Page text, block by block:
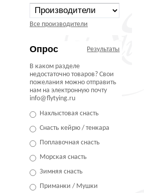
Все производители
Опрос Результаты
В каком разделе
недостаточно товаров? Свои
пожелания можно отправить
нам на электронную почту
info@flytying.ru
Нахлыстовая снасть
Снасть кейрю / тенкара
Поплавочная снасть
Морская снасть
Зимняя снасть
Приманки / Мушки